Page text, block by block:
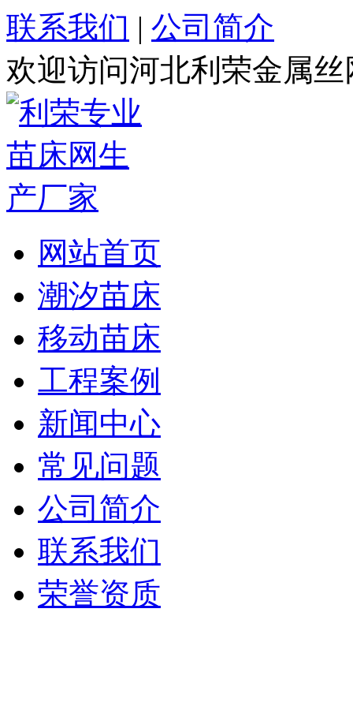
联系我们 | 公司简介
欢迎访问河北利荣金属
网站首页
潮汐苗床
移动苗床
工程案例
新闻中心
常见问题
公司简介
联系我们
荣誉资质